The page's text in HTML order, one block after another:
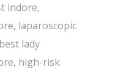
indore,
laparoscopic
lady
high-risk